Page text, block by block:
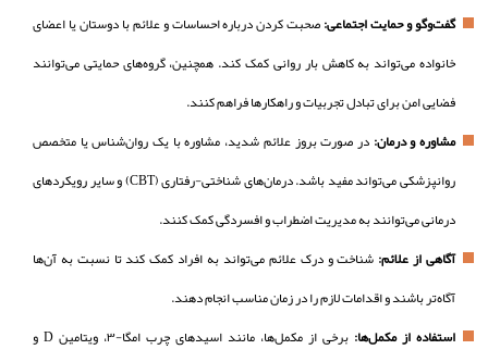
گفت‌وگو و حمایت اجتماعی:صحبت کردن درباره احساسات و علائم با دوستان یا اعضای
خانواده می‌تواند به کاهش بار روانی کمک کند. همچنین، گروه‌های حمایتی می‌توانند
فضایی امن برای تبادل تجربیات و راهکارها فراهم کنند.
مشاوره و درمان: در صورت بروز علائم شدید، مشاوره با یک روان‌شناس یا متخصص
روانپزشکی می‌تواند مفید باشد. درمان‌های شناختی-رفتاری (CBT) و سایر رویکردهای
درمانی می‌توانند به مدیریت اضطراب و افسردگی کمک کنند.
آگاهی از علائم: شناخت و درک علائم می‌تواند به افراد کمک کند تا نسبت به آن‌ها
آگاه‌تر باشند و اقدامات لازم را در زمان مناسب انجام دهند.
استفاده از مکمل‌ها:
برخی از مکمل‌ها، مانند اسیدهای چرب امگا-۳، ویتامین D و